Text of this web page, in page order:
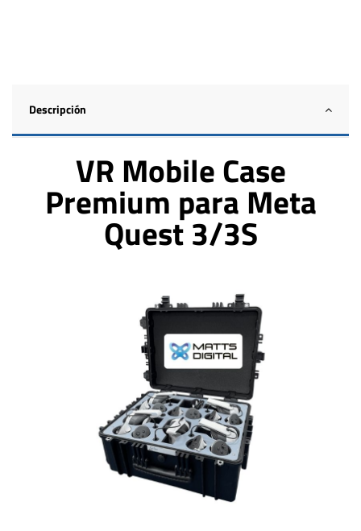
Descripción
VR Mobile Case
Premium para Meta
Quest 3/3S